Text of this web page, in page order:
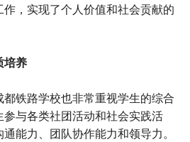
，实现了个人价值和社会贡献的
培养
铁路学校也非常重视学生的综合
与各类社团活动和社会实践活
能力、团队协作能力和领导力。